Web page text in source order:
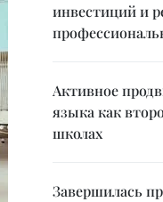
инвестиций и
Активное
языка как
школах
Завершилась